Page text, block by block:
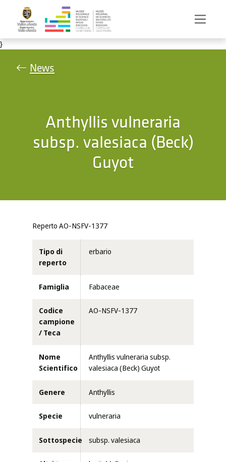
Salta al contenuto principale
}
News
Anthyllis vulneraria
subsp. valesiaca (Beck)
Guyot
Reperto AO-NSFV-1377
Tipo di
reperto
erbario
Famiglia Fabaceae
Codice
campione
/ Teca
AO-NSFV-1377
Nome
Scientifico
Anthyllis vulneraria subsp.
valesiaca (Beck) Guyot
Genere Anthyllis
Specie vulneraria
Sottospecie subsp. valesiaca